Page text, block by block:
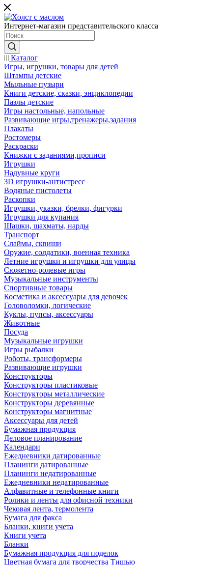
Интернет-магазин представительского класса
Каталог
Игры, игрушки, товары для детей
Штампы детские
Мыльные пузыри
Книги детские, сказки, энциклопедии
Пазлы детские
Игры настольные, напольные
Развивающие игры,тренажеры,задания
Плакаты
Ростомеры
Раскраски
Книжки с заданиями,прописи
Игрушки
Надувные круги
3D игрушки-антистресс
Водяные пистолеты
Раскопки
Игрушки, указки, брелки, фигурки
Игрушки для купания
Шашки, шахматы, нарды
Транспорт
Слаймы, сквиши
Оружие, солдатики, военная техника
Летние игрушки и игрушки для улицы
Сюжетно-ролевые игры
Музыкальные инструменты
Спортивные товары
Косметика и аксессуары для девочек
Головоломки, логические
Куклы, пупсы, аксессуары
Животные
Посуда
Музыкальные игрушки
Игры рыбалки
Роботы, трансформеры
Развивающие игрушки
Конструкторы
Конструкторы пластиковые
Конструкторы металлические
Конструкторы деревянные
Конструкторы магнитные
Аксессуары для детей
Бумажная продукция
Деловое планирование
Календари
Ежедневники датированные
Планинги датированные
Планинги недатированные
Ежедневники недатированные
Алфавитные и телефонные книги
Ролики и ленты для офисной техники
Чековая лента, термолента
Бумага для факса
Бланки, книги учета
Книги учета
Бланки
Бумажная продукция для поделок
Цветная бумага для творчества Тишью